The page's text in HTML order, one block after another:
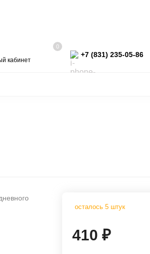
кабинет
0
+7 (831) 235-05-86
осталось 5 штук
410₽